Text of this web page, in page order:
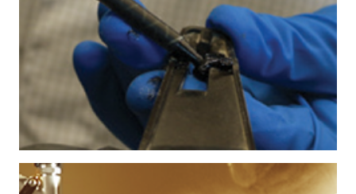
LIIMAT JA MASSAT